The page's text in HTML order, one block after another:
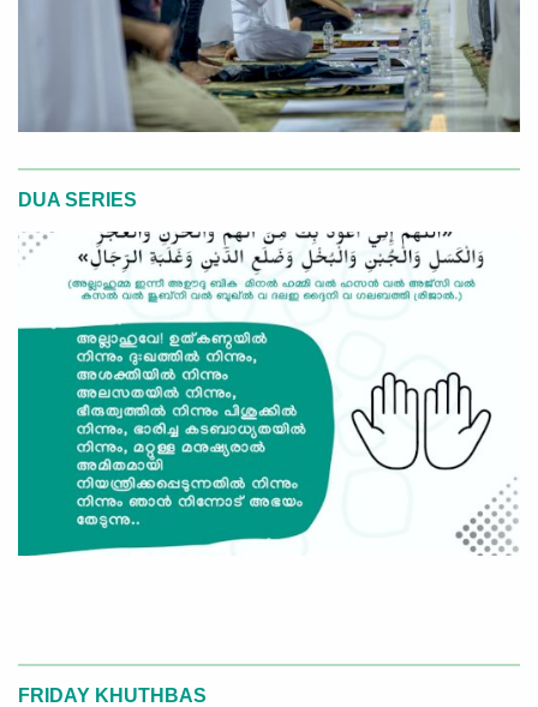
DUA SERIES
FRIDAY KHUTHBAS